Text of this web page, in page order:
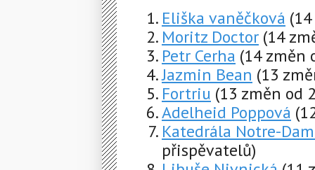
Eliška vaněčková
Moritz Doctor (14
Petr Cerha (14 změn
Jazmin Bean (13
Fortriu (13 změn od
Adelheid Poppová
Katedrála Notre-
přispěvatelů)